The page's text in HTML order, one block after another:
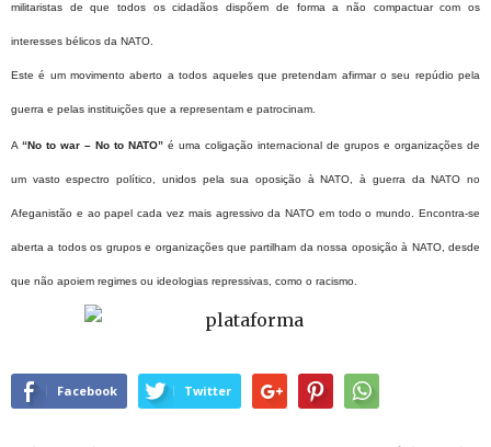
militaristas de que todos os cidadãos dispõem de forma a não compactuar com os
interesses bélicos da NATO.
Este é um movimento aberto a todos aqueles que pretendam afirmar o seu repúdio pela
guerra e pelas instituições que a representam e patrocinam.
A “No to war – No to NATO” é uma coligação internacional de grupos e organizações de
um vasto espectro político, unidos pela sua oposição à NATO, à guerra da NATO no
Afeganistão e ao papel cada vez mais agressivo da NATO em todo o mundo. Encontra-se
aberta a todos os grupos e organizações que partilham da nossa oposição à NATO, desde
que não apoiem regimes ou ideologias repressivas, como o racismo.
Facebook Twitter